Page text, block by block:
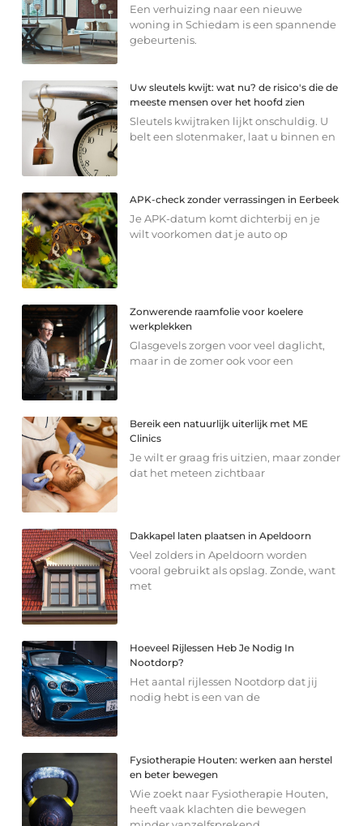
Een verhuizing naar een nieuwe
woning in Schiedam is een spannende
gebeurtenis.
Uw sleutels kwijt: wat nu? de risico's die de
meeste mensen over het hoofd zien
Sleutels kwijtraken lijkt onschuldig. U
belt een slotenmaker, laat u binnen en
APK-check zonder verrassingen in Eerbeek
Je APK-datum komt dichterbij en je
wilt voorkomen dat je auto op
Zonwerende raamfolie voor koelere
werkplekken
Glasgevels zorgen voor veel daglicht,
maar in de zomer ook voor een
Bereik een natuurlijk uiterlijk met ME
Clinics
Je wilt er graag fris uitzien, maar zonder
dat het meteen zichtbaar
Dakkapel laten plaatsen in Apeldoorn
Veel zolders in Apeldoorn worden
vooral gebruikt als opslag. Zonde, want
met
Hoeveel Rijlessen Heb Je Nodig In
Nootdorp?
Het aantal rijlessen Nootdorp dat jij
nodig hebt is een van de
Fysiotherapie Houten: werken aan herstel
en beter bewegen
Wie zoekt naar Fysiotherapie Houten,
heeft vaak klachten die bewegen